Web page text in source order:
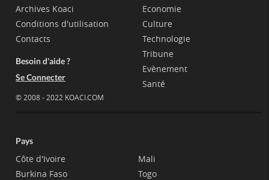
Archives Koaci
Conditions d'utilisation
Contacts
Besoin d'aide ?
Se Connecter
© 2008 - 2022 KOACI.COM
Economie
Culture
Technologie
Tribune
Evènement
Santé
Pays
Côte d'Ivoire
Burkina Faso
Mali
Togo